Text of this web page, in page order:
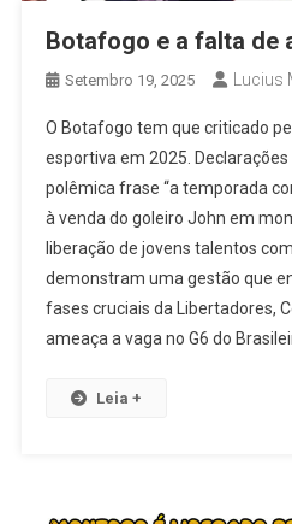
Botafogo e a falta de
Setembro 19, 2025
O Botafogo tem que criticado
esportiva em 2025.
polêmica frase “a temporada
à venda do goleiro John em
liberação de jovens talentos
demonstram uma gestão que
fases cruciais da Libertadores,
ameaça a vaga no G6 do
Leia +